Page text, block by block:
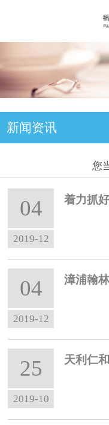
新闻资讯
您
04
2019-12
着力抓
04
2019-12
漳浦翰
25
2019-10
天利仁